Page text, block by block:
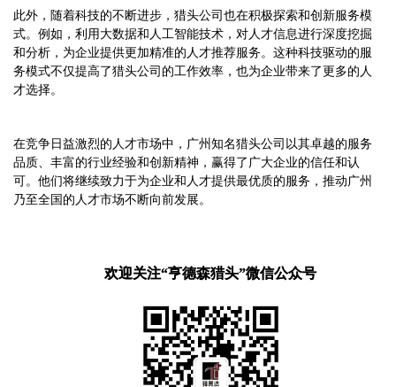
此外，随着科技的不断进步，猎头公司也在积极探索和创新服务模
式。例如，利用大数据和人工智能技术，对人才信息进行深度挖掘
和分析，为企业提供更加精准的人才推荐服务。这种科技驱动的服
务模式不仅提高了猎头公司的工作效率，也为企业带来了更多的人
才选择。
在竞争日益激烈的人才市场中，广州知名猎头公司以其卓越的服务
品质、丰富的行业经验和创新精神，赢得了广大企业的信任和认
可。他们将继续致力于为企业和人才提供最优质的服务，推动广州
乃至全国的人才市场不断向前发展。
欢迎关注“亨德森猎头”微信公众号